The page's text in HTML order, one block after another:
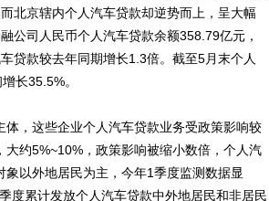
北京辖内个人汽车贷款却逆势而上，呈大幅
公司人民币个人汽车贷款余额358.79亿元，
贷款较去年同期增长1.3倍。截至5月末个人
长35.5%。
，这些企业个人汽车贷款业务受政策影响较
约5%~10%，政策影响被缩小数倍，个人汽
以外地居民为主，今年1季度监测数据显
度累计发放个人汽车贷款中外地居民和非居民